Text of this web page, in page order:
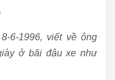
6-1996, viết về ông
ở bãi đậu xe như